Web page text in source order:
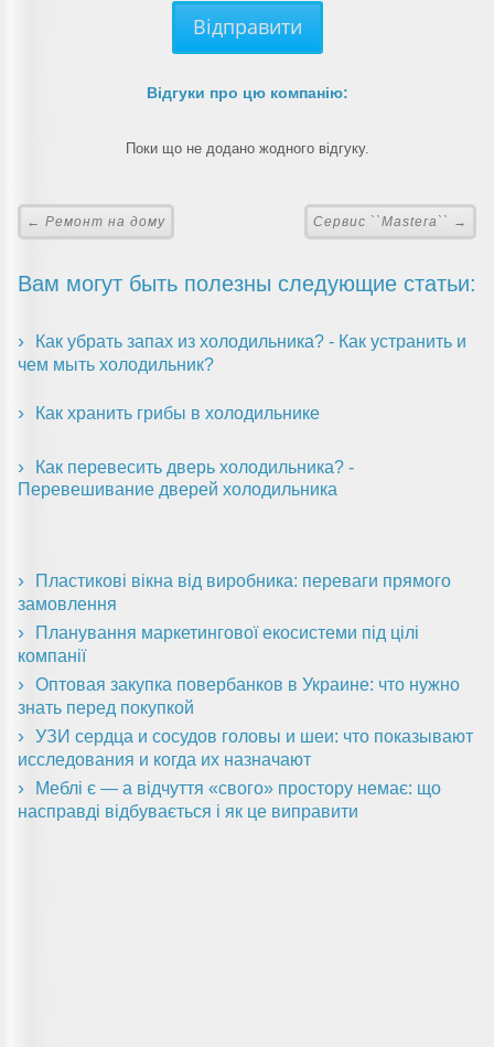
Відправити
Відгуки про цю компанію:
Поки що не додано жодного відгуку.
← Ремонт на дому Сервис ``Mastera`` →
Вам могут быть полезны следующие статьи:
Как убрать запах из холодильника? - Как устранить и
чем мыть холодильник?
Как хранить грибы в холодильнике
Как перевесить дверь холодильника? -
Перевешивание дверей холодильника
Пластикові вікна від виробника: переваги прямого
замовлення
Планування маркетингової екосистеми під цілі
компанії
Оптовая закупка повербанков в Украине: что нужно
знать перед покупкой
УЗИ сердца и сосудов головы и шеи: что показывают
исследования и когда их назначают
Меблі є — а відчуття «свого» простору немає: що
насправді відбувається і як це виправити